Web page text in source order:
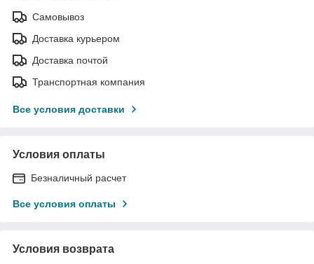
Самовывоз
Доставка курьером
Доставка почтой
Транспортная компания
Все условия доставки
Условия оплаты
Безналичный расчет
Все условия оплаты
Условия возврата